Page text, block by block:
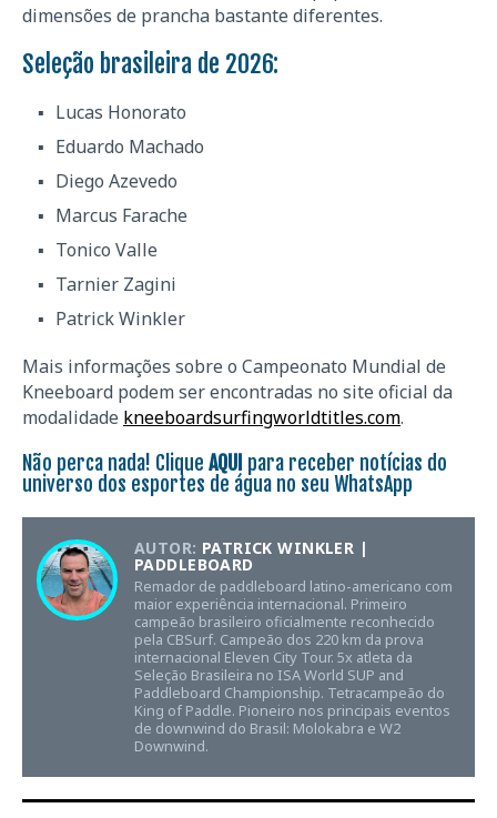
dimensões de prancha bastante diferentes.
Seleção brasileira de 2026:
Lucas Honorato
Eduardo Machado
Diego Azevedo
Marcus Farache
Tonico Valle
Tarnier Zagini
Patrick Winkler
Mais informações sobre o Campeonato Mundial de
Kneeboard podem ser encontradas no site oficial da
modalidade kneeboardsurfingworldtitles.com.
Não perca nada! Clique AQUI para receber notícias do
universo dos esportes de água no seu WhatsApp
AUTOR: PATRICK WINKLER |
PADDLEBOARD
Remador de paddleboard latino-americano com
maior experiência internacional. Primeiro
campeão brasileiro oficialmente reconhecido
pela CBSurf. Campeão dos 220 km da prova
internacional Eleven City Tour. 5x atleta da
Seleção Brasileira no ISA World SUP and
Paddleboard Championship. Tetracampeão do
King of Paddle. Pioneiro nos principais eventos
de downwind do Brasil: Molokabra e W2
Downwind.